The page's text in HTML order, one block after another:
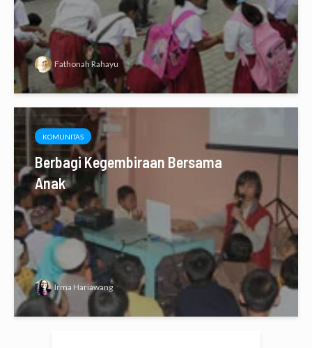
Fathonah Rahayu
KOMUNITAS
Berbagi Kegembiraan Bersama
Anak
Irma Hariawang